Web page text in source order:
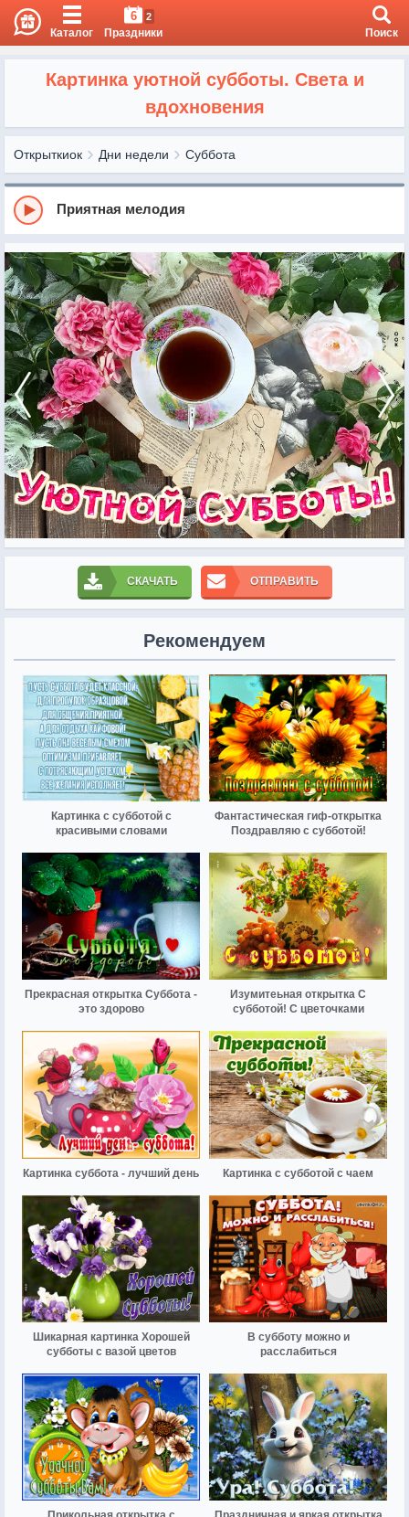
Каталог
6 2
Праздники Поиск
Картинка уютной субботы. Света и
вдохновения
Открыткиок Дни недели Суббота
Приятная мелодия
СКАЧАТЬ ОТПРАВИТЬ
Рекомендуем
Картинка с субботой с
красивыми словами
Фантастическая гиф-открытка
Поздравляю с субботой!
Прекрасная открытка Суббота -
это здорово
Изумитеьная открытка С
субботой! С цветочками
Картинка суббота - лучший день Картинка с субботой с чаем
Шикарная картинка Хорошей
субботы с вазой цветов
В субботу можно и
расслабиться